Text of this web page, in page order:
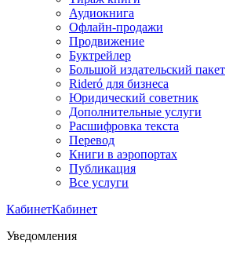
Аудиокнига
Офлайн-продажи
Продвижение
Буктрейлер
Большой издательский пакет
Rideró для бизнеса
Юридический советник
Дополнительные услуги
Расшифровка текста
Перевод
Книги в аэропортах
Публикация
Все услуги
КабинетКабинет
Уведомления